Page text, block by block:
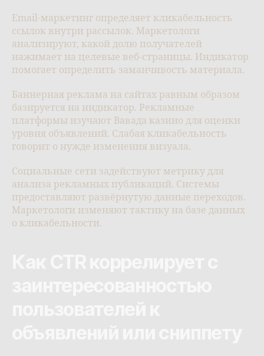
Email-маркетинг определяет кликабельность
ссылок внутри рассылок. Маркетологи
анализируют, какой долю получателей
нажимает на целевые веб-страницы. Индикатор
помогает определить заманчивость материала.
Баннерная реклама на сайтах равным образом
базируется на индикатор. Рекламные
платформы изучают Вавада казино для оценки
уровня объявлений. Слабая кликабельность
говорит о нужде изменения визуала.
Социальные сети задействуют метрику для
анализа рекламных публикаций. Системы
предоставляют развёрнутую данные переходов.
Маркетологи изменяют тактику на базе данных
о кликабельности.